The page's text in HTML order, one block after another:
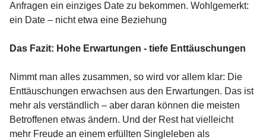
Anfragen ein einziges Date zu bekommen. Wohlgemerkt:
ein Date – nicht etwa eine Beziehung
Das Fazit: Hohe Erwartungen - tiefe Enttäuschungen
Nimmt man alles zusammen, so wird vor allem klar: Die
Enttäuschungen erwachsen aus den Erwartungen. Das ist
mehr als verständlich – aber daran können die meisten
Betroffenen etwas ändern. Und der Rest hat vielleicht
mehr Freude an einem erfüllten Singleleben als